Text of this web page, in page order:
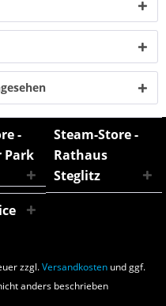
-
Park
Steam-Store -
Rathaus
Steglitz
zzgl.Versandkosten und ggf.
anders beschrieben